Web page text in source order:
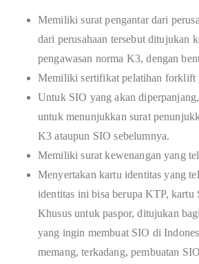
Memiliki surat pengantar dari
dari perusahaan tersebut ditujukan
pengawasan norma K3, dengan
Memiliki sertifikat pelatihan forklift
Untuk SIO yang akan
untuk menunjukkan surat
K3 ataupun SIO sebelumnya.
Memiliki surat kewenangan yang
Menyertakan kartu identitas yang
identitas ini bisa berupa KTP, kartu
Khusus untuk paspor, ditujukan
yang ingin membuat SIO di
memang, terkadang, pembuatan